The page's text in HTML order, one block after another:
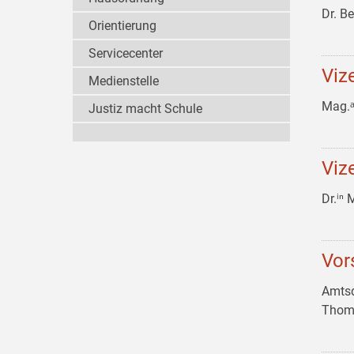
Dr.
Dr.ⁱⁿ
Orientierung
Servicecenter
Medienstelle
Justiz macht Schule